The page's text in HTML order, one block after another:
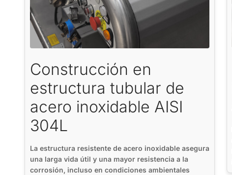
Construcción en
estructura tubular de
acero inoxidable AISI
304L
La estructura resistente de acero inoxidable asegura
una larga vida útil y una mayor resistencia a la
corrosión, incluso en condiciones ambientales